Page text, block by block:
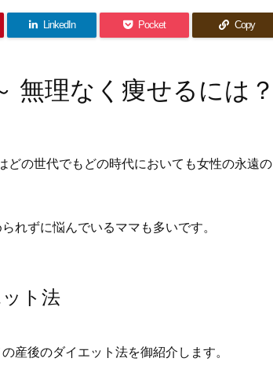
LinkedIn Pocket Copy
無理なく痩せるには？
どの世代でもどの時代においても女性の永遠の
れずに悩んでいるママも多いです。
ト法
産後のダイエット法を御紹介します。